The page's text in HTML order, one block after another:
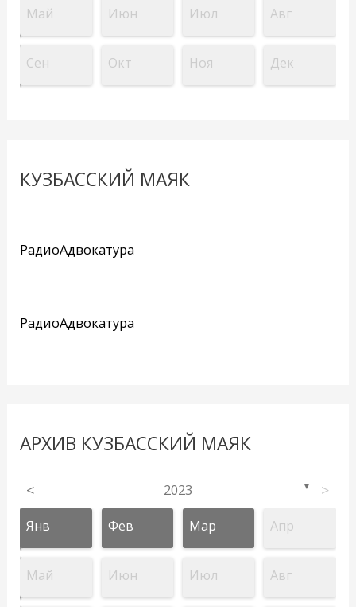
Май Июн Июл Авг
Сен Окт Ноя Дек
КУЗБАССКИЙ МАЯК
РадиоАдвокатура
РадиоАдвокатура
АРХИВ КУЗБАССКИЙ МАЯК
< 2023 ▼ >
Янв Фев Мар Апр
Май Июн Июл Авг